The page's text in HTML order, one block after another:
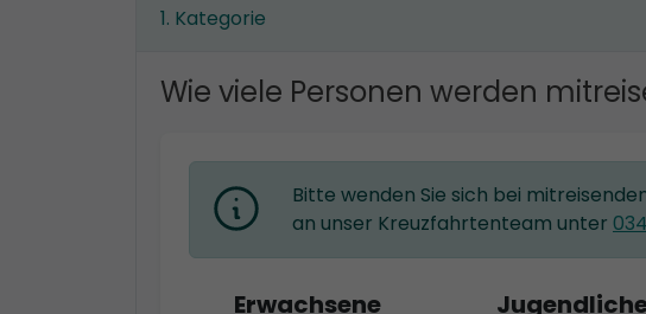
Kategorie
Wie viele Personen werden
Bitte wenden Sie sich bei
an unser Kreuzfahrtenteam unter
Erwachsene